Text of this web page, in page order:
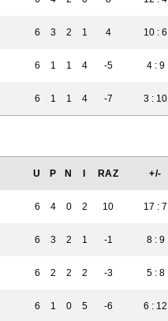
6 3 2 1 4 10 : 6
6 1 1 4 -5 4 : 9
6 1 1 4 -7 3 : 10
U P N RAZ +/-
6 4 0 2 10 17 : 7
6 3 2 1 -1 8 : 9
6 2 2 2 -3 5 : 8
6 1 0 5 -6 6 : 12